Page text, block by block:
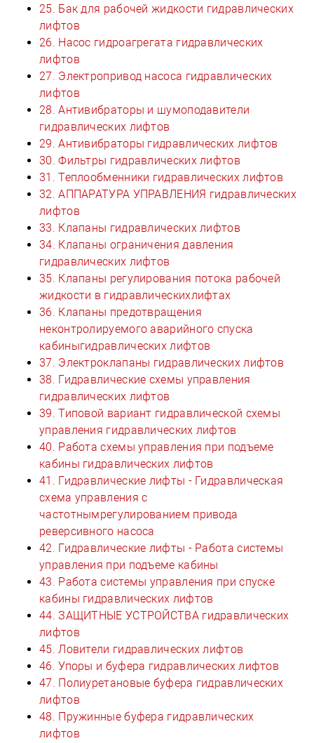
25. Бак для рабочей жидкости гидравлических
лифтов
26. Насос гидроагрегата гидравлических
лифтов
27. Электропривод насоса гидравлических
лифтов
28. Антивибраторы и шумоподавители
гидравлических лифтов
29. Антивибраторы гидравлических лифтов
30. Фильтры гидравлических лифтов
31. Теплообменники гидравлических лифтов
32. АППАРАТУРА УПРАВЛЕНИЯ гидравлических
лифтов
33. Клапаны гидравлических лифтов
34. Клапаны ограничения давления
гидравлических лифтов
35. Клапаны регулирования потока рабочей
жидкости в гидравлическихлифтах
36. Клапаны предотвращения
неконтролируемого аварийного спуска
кабиныгидравлических лифтов
37. Электроклапаны гидравлических лифтов
38. Гидравлические схемы управления
гидравлических лифтов
39. Типовой вариант гидравлической схемы
управления гидравлических лифтов
40. Работа схемы управления при подъеме
кабины гидравлических лифтов
41. Гидравлические лифты - Гидравлическая
схема управления с
частотнымрегулированием привода
реверсивного насоса
42. Гидравлические лифты - Работа системы
управления при подъеме кабины
43. Работа системы управления при спуске
кабины гидравлических лифтов
44. ЗАЩИТНЫЕ УСТРОЙСТВА гидравлических
лифтов
45. Ловители гидравлических лифтов
46. Упоры и буфера гидравлических лифтов
47. Полиуретановые буфера гидравлических
лифтов
48. Пружинные буфера гидравлических
лифтов